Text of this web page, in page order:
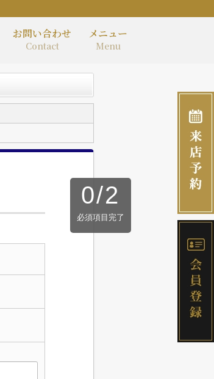
お問い合わせ
Contact
メニュー
Menu
0/2
必須項目完了